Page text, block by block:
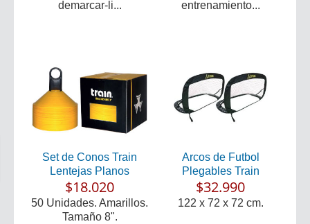
demarcar-li...
entrenamiento...
Set de Conos Train
Lentejas Planos
$18.020
50 Unidades. Amarillos.
Tamaño 8".
Arcos de Futbol
Plegables Train
$32.990
122 x 72 x 72 cm.